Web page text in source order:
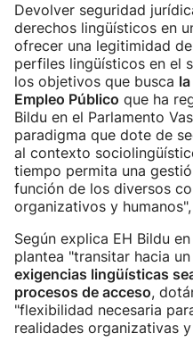
Devolver seguridad
derechos lingüísticos en
ofrecer una legitimidad
perfiles lingüísticos en el
los objetivos que busca
Empleo Público que ha
Bildu en el Parlamento
paradigma que dote de
al contexto
tiempo permita una
función de los diversos
organizativos y
Según explica EH Bildu
plantea "transitar hacia
exigencias lingüísticas
procesos de acceso,
"flexibilidad necesaria
realidades organizativas